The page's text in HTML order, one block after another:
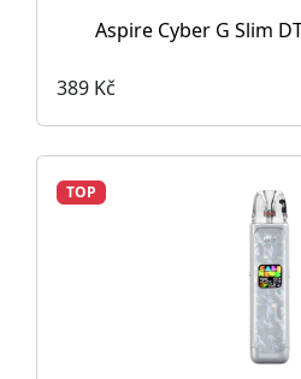
Aspire Cyber G Slim
389 Kč
TOP